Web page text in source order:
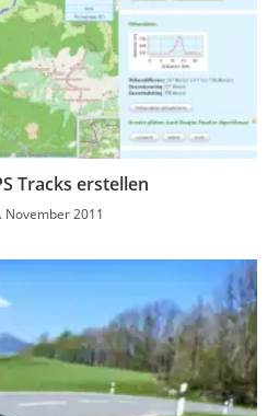
Tracks erstellen
November 2011